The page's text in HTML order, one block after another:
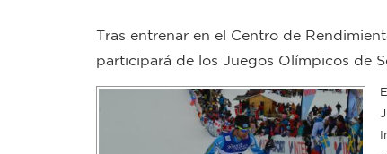
Tras entrenar en el Centro de
participará de los Juegos Olímpicos de